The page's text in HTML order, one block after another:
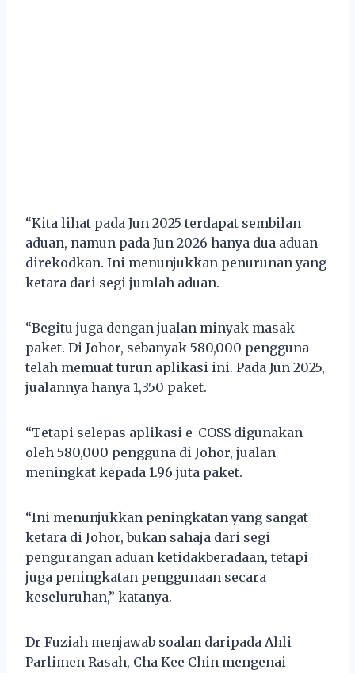
“Kita lihat pada Jun 2025 terdapat sembilan
aduan, namun pada Jun 2026 hanya dua aduan
direkodkan. Ini menunjukkan penurunan yang
ketara dari segi jumlah aduan.
“Begitu juga dengan jualan minyak masak
paket. Di Johor, sebanyak 580,000 pengguna
telah memuat turun aplikasi ini. Pada Jun 2025,
jualannya hanya 1,350 paket.
“Tetapi selepas aplikasi e-COSS digunakan
oleh 580,000 pengguna di Johor, jualan
meningkat kepada 1.96 juta paket.
“Ini menunjukkan peningkatan yang sangat
ketara di Johor, bukan sahaja dari segi
pengurangan aduan ketidakberadaan, tetapi
juga peningkatan penggunaan secara
keseluruhan,” katanya.
Dr Fuziah menjawab soalan daripada Ahli
Parlimen Rasah, Cha Kee Chin mengenai